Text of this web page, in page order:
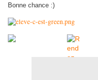
Bonne chance :)